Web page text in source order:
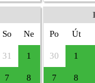
So Ne
31 1
7 8
Po
Út
30 1
7 8